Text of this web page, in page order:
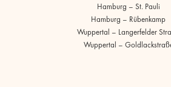
Hamburg – St. Pauli
Hamburg – Rübenkamp
Wuppertal – Langerfelder
Wuppertal –